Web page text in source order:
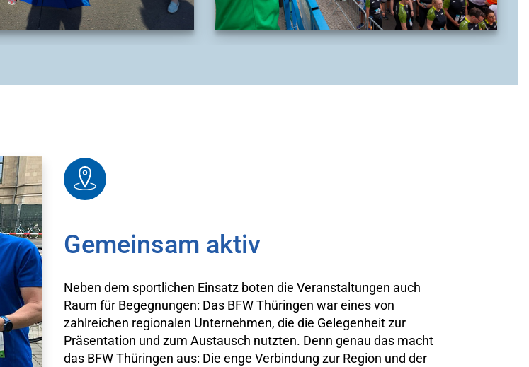
Gemeinsam aktiv
Neben dem sportlichen Einsatz boten die Veranstaltungen auch
Raum für Begegnungen: Das BFW Thüringen war eines von
zahlreichen regionalen Unternehmen, die die Gelegenheit zur
Präsentation und zum Austausch nutzten. Denn genau das macht
das BFW Thüringen aus: Die enge Verbindung zur Region und der